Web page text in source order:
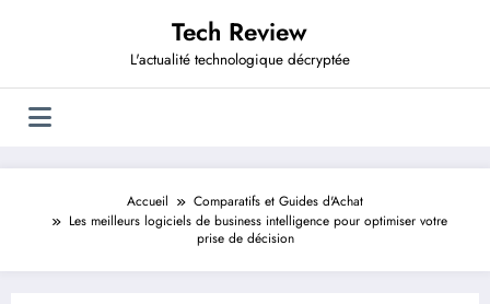
Tech Review
L'actualité technologique décryptée
Accueil
Comparatifs et Guides d'Achat
Les meilleurs logiciels de business intelligence pour optimiser votre
prise de décision